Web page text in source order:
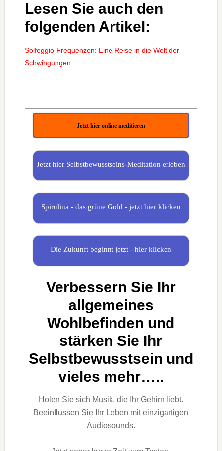
Lesen Sie auch den
folgenden Artikel:
Solfeggio-Frequenzen: Eine Reise in die Welt der
Schwingungen
Jetzt hier online meditieren
Jetzt hier Selbstbewusstseins-Meditation erleben
Spirulina - das grüne Gold - jetzt hier klicken
Die Zukunft beginnt jetzt - hier klicken
Verbessern Sie Ihr
allgemeines
Wohlbefinden und
stärken Sie Ihr
Selbstbewusstsein und
vieles mehr…..
Holen Sie sich Musik, die Ihr Gehirn liebt.
Beeinflussen Sie Ihr Leben mit einzigartigen
Audiosounds.